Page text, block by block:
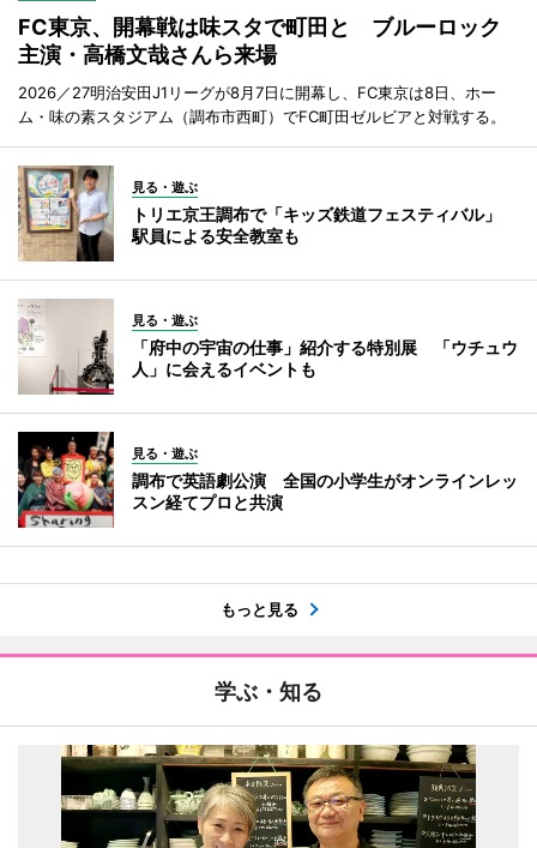
FC東京、開幕戦は味スタで町田と ブルーロック
主演・高橋文哉さんら来場
2026／27明治安田J1リーグが8月7日に開幕し、FC東京は8日、ホー
ム・味の素スタジアム（調布市西町）でFC町田ゼルビアと対戦する。
見る・遊ぶ
トリエ京王調布で「キッズ鉄道フェスティバル」
駅員による安全教室も
見る・遊ぶ
「府中の宇宙の仕事」紹介する特別展 「ウチュウ
人」に会えるイベントも
見る・遊ぶ
調布で英語劇公演 全国の小学生がオンラインレッ
スン経てプロと共演
もっと見る
学ぶ・知る